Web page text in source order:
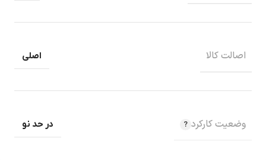
اصالت کالا اصلی
وضعیت کارکرد در حد نو